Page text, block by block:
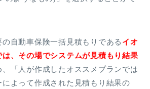
自動車保険一括見積もりである イオ
、その場でシステムが見積もり結果
、「人が作成したオススメプランでは
よって作成された見積もり結果の